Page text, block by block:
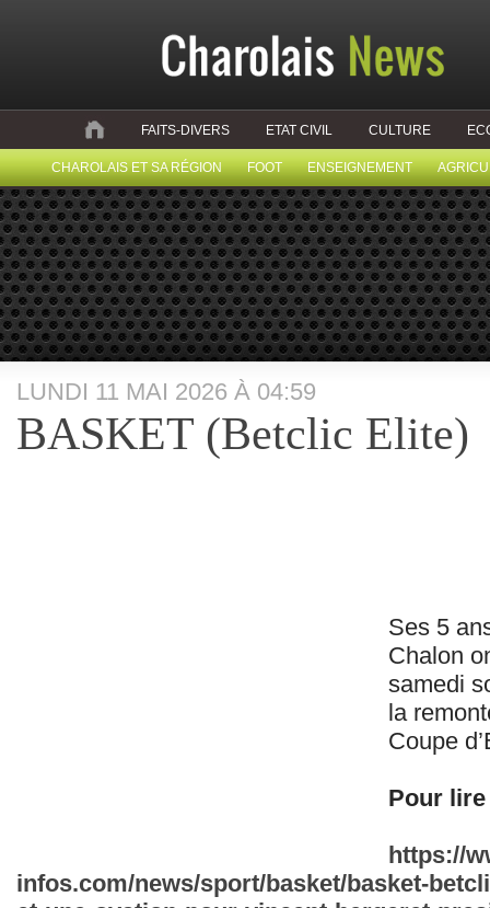
FAITS-DIVERS ETAT CIVIL CULTURE
CHAROLAIS ET SA RÉGION FOOT ENSEIGNEMENT
LUNDI 11 MAI 2026 À 04:59
BASKET (Betclic Elite)
Ses 5
Chalon
samedi
la
Coupe
Pour
https://
infos.com/news/sport/basket/basket-